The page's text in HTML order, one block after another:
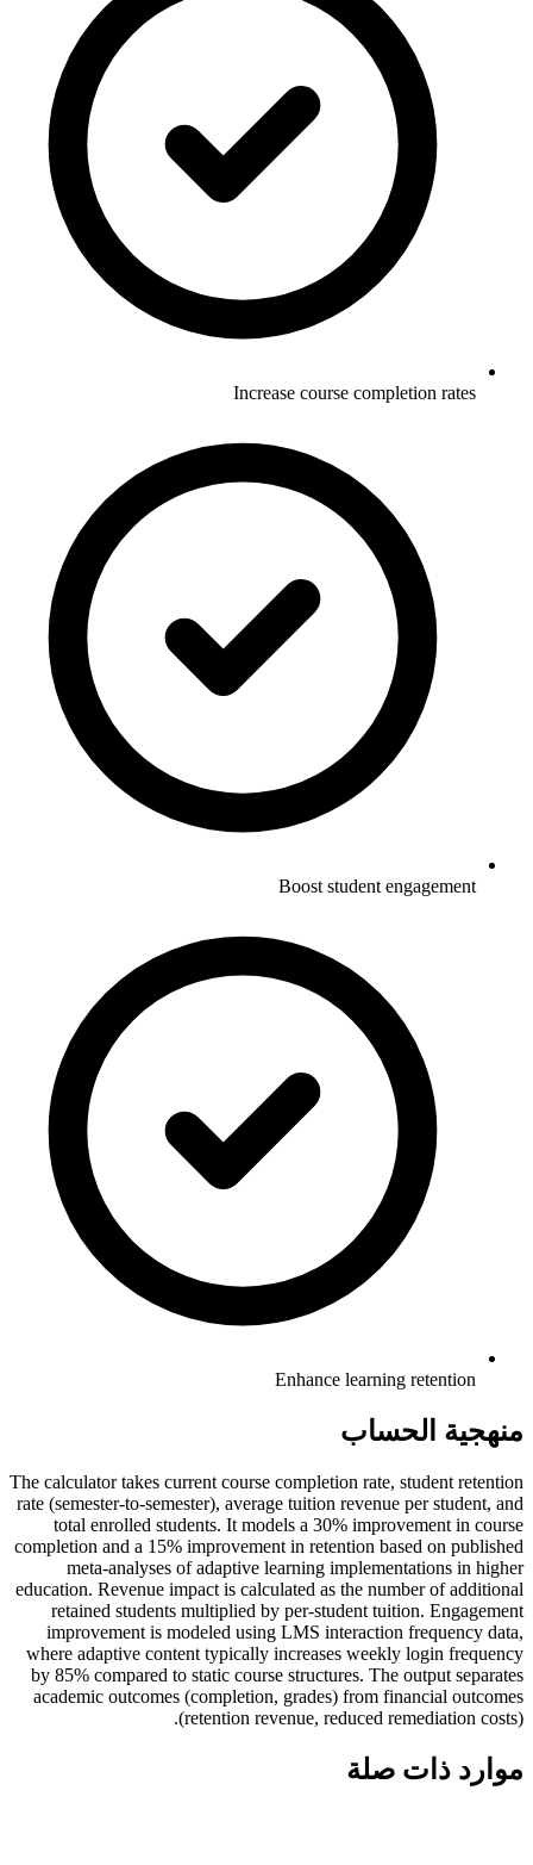
Increase course completion rates
Boost student engagement
Enhance learning retention
منهجية الحساب
The calculator takes current course completion rate, student retention
rate (semester-to-semester), average tuition revenue per student, and
total enrolled students. It models a 30% improvement in course
completion and a 15% improvement in retention based on published
meta-analyses of adaptive learning implementations in higher
education. Revenue impact is calculated as the number of additional
retained students multiplied by per-student tuition. Engagement
improvement is modeled using LMS interaction frequency data,
where adaptive content typically increases weekly login frequency
by 85% compared to static course structures. The output separates
academic outcomes (completion, grades) from financial outcomes
(retention revenue, reduced remediation costs).
موارد ذات صلة